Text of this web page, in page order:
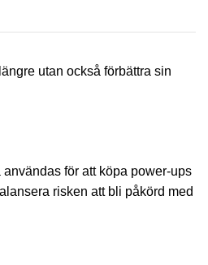
utan också förbättra sin
för att köpa power-ups
risken att bli påkörd med